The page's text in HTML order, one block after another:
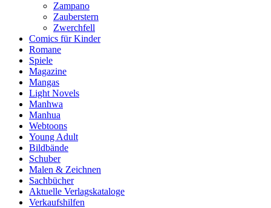
Zampano
Zauberstern
Zwerchfell
Comics für Kinder
Romane
Spiele
Magazine
Mangas
Light Novels
Manhwa
Manhua
Webtoons
Young Adult
Bildbände
Schuber
Malen & Zeichnen
Sachbücher
Aktuelle Verlagskataloge
Verkaufshilfen